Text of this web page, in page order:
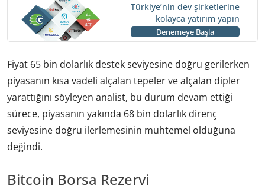
Türkiye’nin dev şirketlerine
kolayca yatırım yapın
Denemeye Başla
Fiyat 65 bin dolarlık destek seviyesine doğru gerilerken
piyasanın kısa vadeli alçalan tepeler ve alçalan dipler
yarattığını söyleyen analist, bu durum devam ettiği
sürece, piyasanın yakında 68 bin dolarlık direnç
seviyesine doğru ilerlemesinin muhtemel olduğuna
değindi.
Bitcoin Borsa Rezervi